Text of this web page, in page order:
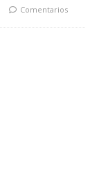
Comentarios